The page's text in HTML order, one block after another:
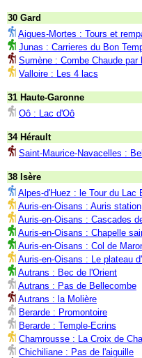
30 Gard
Aigues-Mortes : Tours et
Junas : Carrieres du Bon
Sumène : Combe Chaude
Valloire : Les 4 lacs
31 Haute-Garonne
Oô : Lac d'Oô
34 Hérault
Saint-Maurice-Navacelles :
38 Isère
Alpes-d'Huez : le Tour du Lac
Auris-en-Oisans : Auris station
Auris-en-Oisans : Cascades
Auris-en-Oisans : Chapelle
Auris-en-Oisans : Col de
Auris-en-Oisans : Le plateau
Autrans : Bec de l'Orient
Autrans : Pas de Bellecombe
Autrans : la Molière
Berarde : Promontoire
Berarde : Temple-Ecrins
Chamrousse : La Croix de
Chichiliane : Pas de l'aiguille